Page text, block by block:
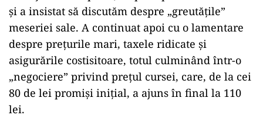
și a insistat să discutăm despre „greutățile”
meseriei sale. A continuat apoi cu o lamentare
despre prețurile mari, taxele ridicate și
asigurările costisitoare, totul culminând într-o
„negociere” privind prețul cursei, care, de la cei
80 de lei promiși inițial, a ajuns în final la 110
lei.